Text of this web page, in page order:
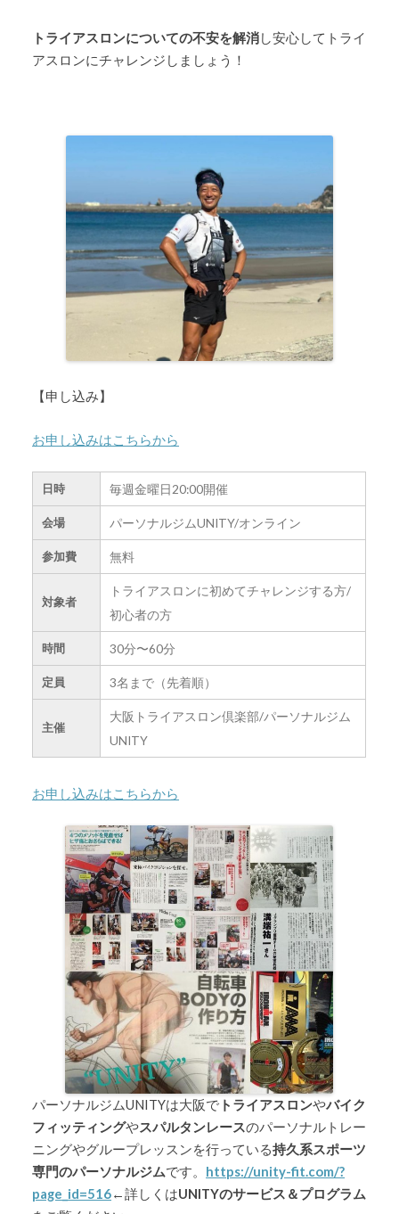
トライアスロンについての不安を解消し安心してトライ
アスロンにチャレンジしましょう！
【申し込み】
お申し込みはこちらから
日時 毎週金曜日20:00開催
会場 パーソナルジムUNITY/オンライン
参加費 無料
対象者
トライアスロンに初めてチャレンジする方/
初心者の方
時間 30分〜60分
定員 3名まで（先着順）
主催
大阪トライアスロン倶楽部/パーソナルジム
UNITY
お申し込みはこちらから
パーソナルジムUNITYは大阪で トライアスロンやバイク
フィッティングやスパルタンレースのパーソナルトレー
ニングやグループレッスンを行っている持久系スポーツ
専門のパーソナルジムです。 https://unity-fit.com/?
page_id=516←詳しくはUNITYのサービス＆プログラム